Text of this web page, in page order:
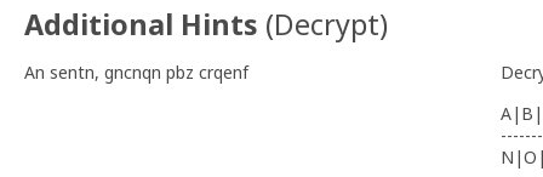
Additional Hints (Decrypt)
An sentn, gncnqn pbz crqenf